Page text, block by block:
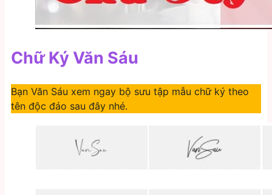
Chữ Ký Văn Sáu
Bạn Văn Sáu xem ngay bộ sưu tập mẫu chữ ký theo
tên độc đáo sau đây nhé.